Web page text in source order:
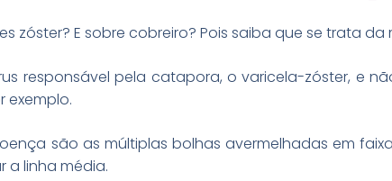
zóster? E sobre cobreiro? Pois saiba que se trata
responsável pela catapora, o varicela-zóster, e
exemplo.
são as múltiplas bolhas avermelhadas em
a linha média.